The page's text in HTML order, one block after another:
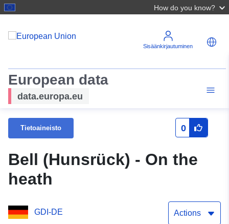
How do you know?
Sisäänkirjautuminen
European data
data.europa.eu
Tietoaineisto 0
Bell (Hunsrück) - On the
heath
GDI-DE Actions